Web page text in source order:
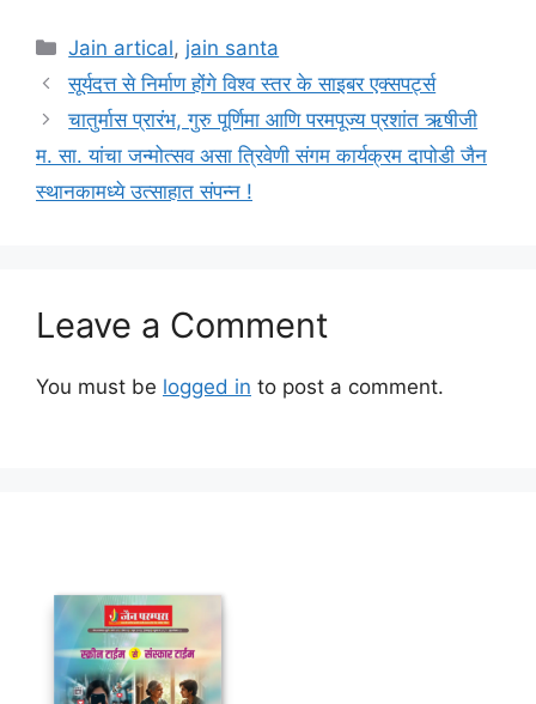
Categories
Jain artical, jain santa
सूर्यदत्त से निर्माण होंगे विश्व स्तर के साइबर एक्सपर्ट्स
चातुर्मास प्रारंभ, गुरु पूर्णिमा आणि परमपूज्य प्रशांत ऋषीजी
म. सा. यांचा जन्मोत्सव असा त्रिवेणी संगम कार्यक्रम दापोडी जैन
स्थानकामध्ये उत्साहात संपन्न !
Leave a Comment
You must be logged in to post a comment.